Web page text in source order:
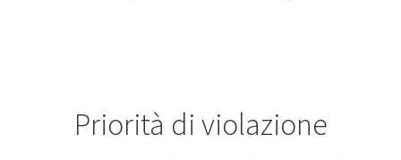
Priorità di violazione